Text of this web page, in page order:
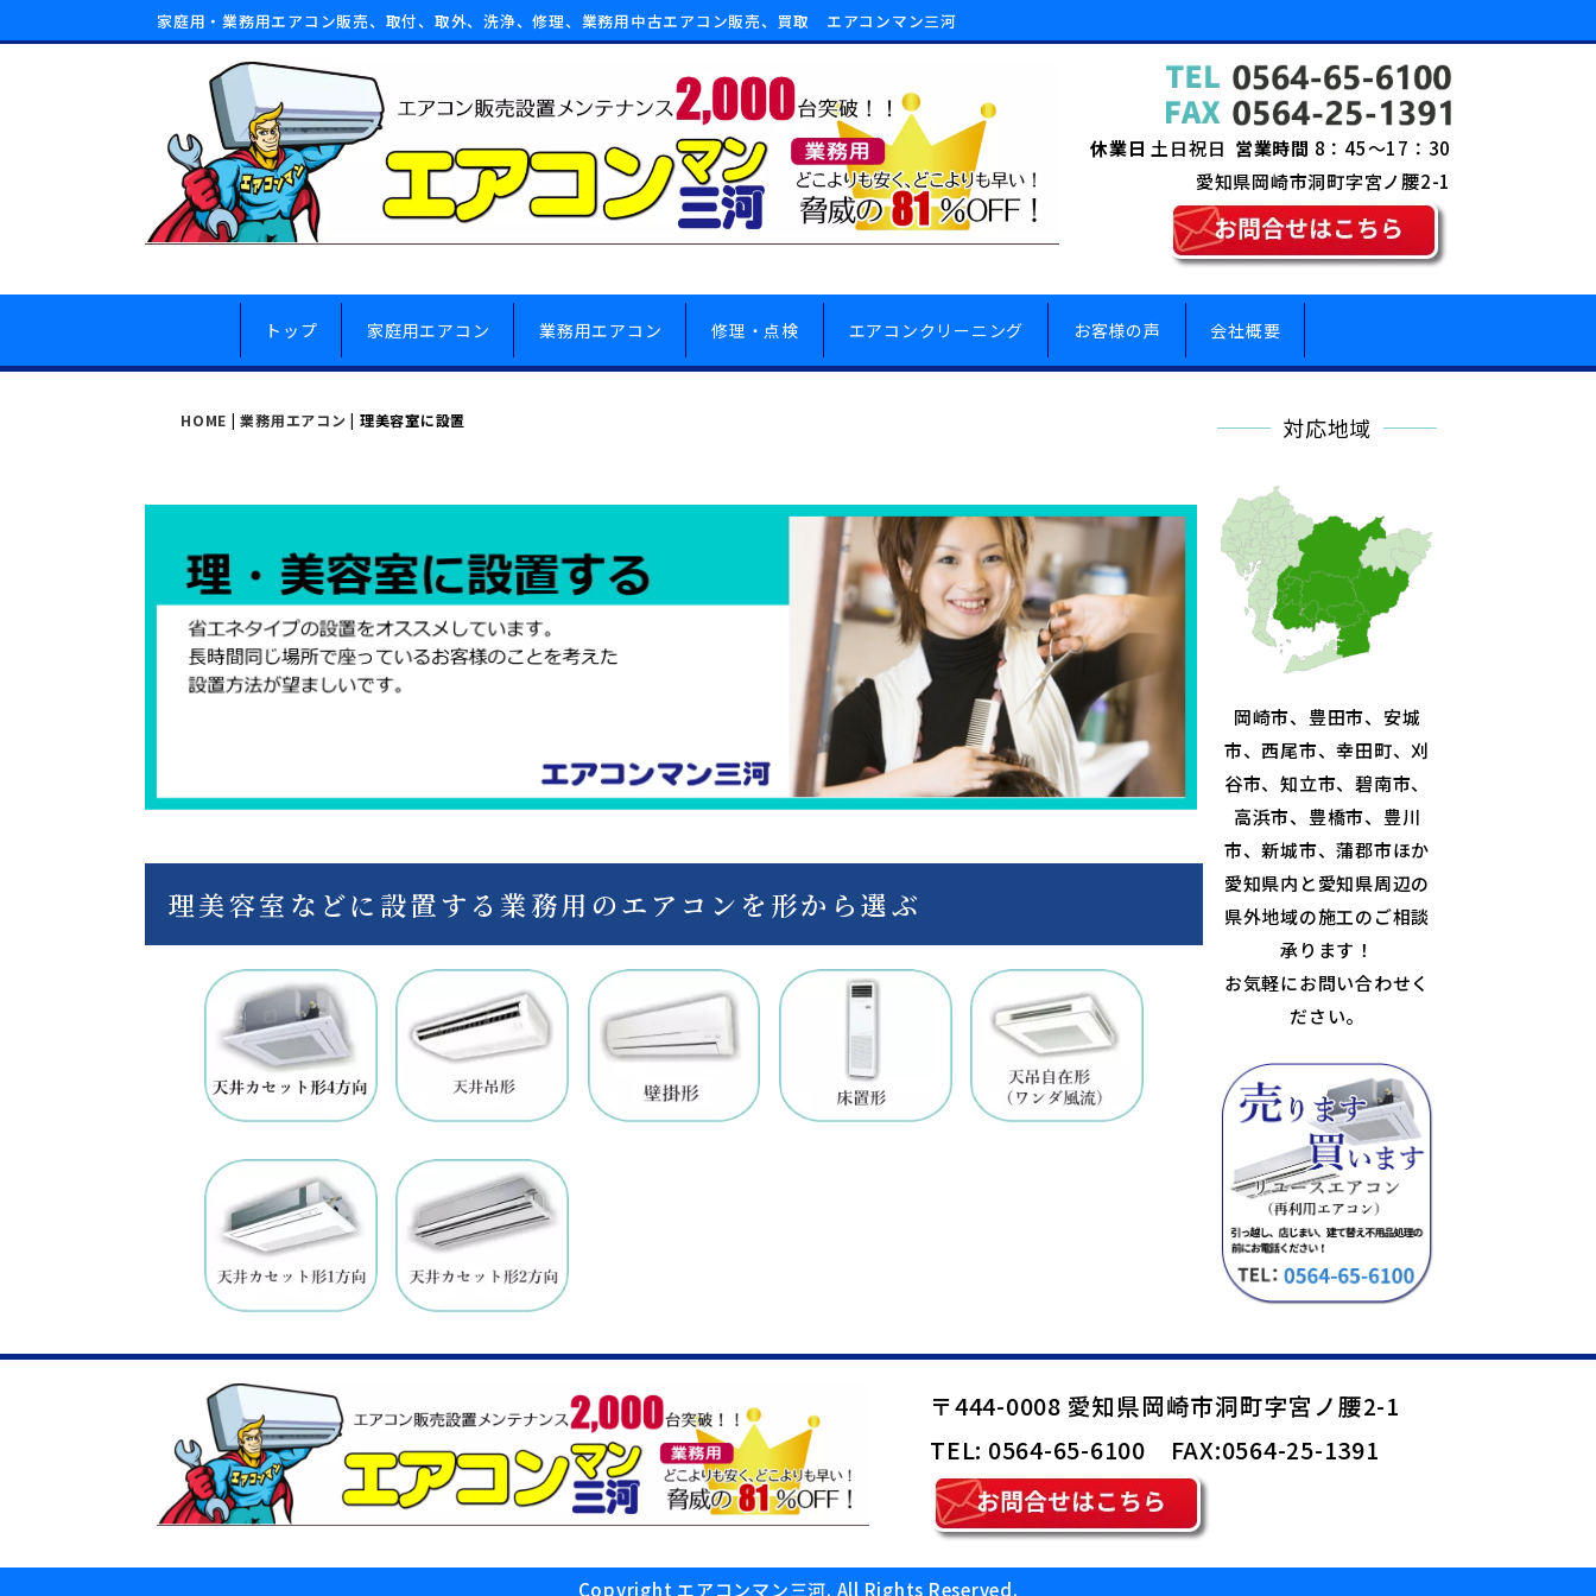
家庭用・業務用エアコン販売、取付、取外、洗浄、修理、業務用中古エアコン販売、買取 エアコンマン三河
休業日 土日祝日 営業時間 8：45～17：30
愛知県岡崎市洞町字宮ノ腰2-1
トップ 家庭用エアコン 業務用エアコン 修理・点検 エアコンクリーニング お客様の声 会社概要
HOME |業務用エアコン | 理美容室に設置
理美容室などに設置する業務用のエアコンを形から選ぶ
対応地域
岡崎市、豊田市、安城
市、西尾市、幸田町、刈
谷市、知立市、碧南市、
高浜市、豊橋市、豊川
市、新城市、蒲郡市ほか
愛知県内と愛知県周辺の
県外地域の施工のご相談
承ります！
お気軽にお問い合わせく
ださい。
〒444-0008 愛知県岡崎市洞町字宮ノ腰2-1
TEL: 0564-65-6100 FAX:0564-25-1391
Copyright エアコンマン三河. All Rights Reserved.